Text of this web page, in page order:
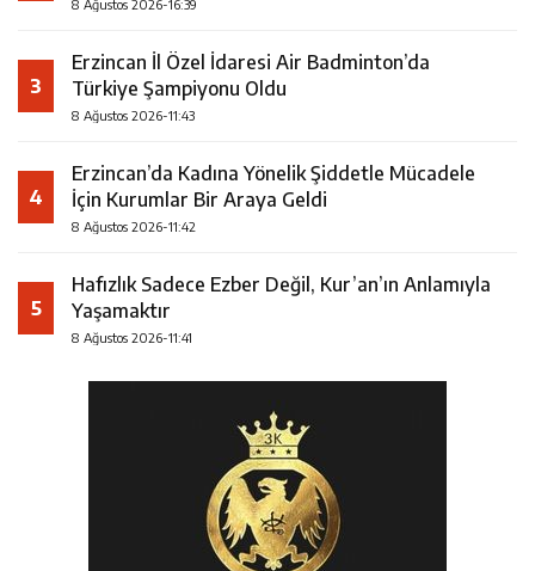
8 Ağustos 2026-16:39
3
Erzincan İl Özel İdaresi Air Badminton’da
Türkiye Şampiyonu Oldu
8 Ağustos 2026-11:43
4
Erzincan’da Kadına Yönelik Şiddetle Mücadele
İçin Kurumlar Bir Araya Geldi
8 Ağustos 2026-11:42
5
Hafızlık Sadece Ezber Değil, Kur’an’ın Anlamıyla
Yaşamaktır
8 Ağustos 2026-11:41